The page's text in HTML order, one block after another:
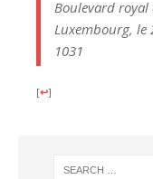
Boulevard royal
Luxembourg, le
1031
[↩]